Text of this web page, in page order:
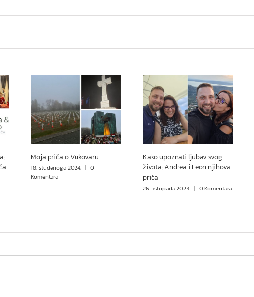
Moja priča o Vukovaru
18. studenoga 2024. | 0
Komentara
Kako upoznati ljubav svog
života: Andrea i Leon njihova
priča
26. listopada 2024. | 0 Komentara